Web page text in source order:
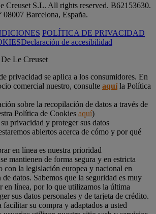
Creuset S.L. All rights reserved. B62153630.
08007 Barcelona, España.
POLÍTICA DE PRIVACIDAD
Declaración de accesibilidad
Le Creuset
privacidad se aplica a los consumidores. En
comercial nuestro, consulte aquíla Política
sobre la recopilación de datos a través de
Política de Cookies aquí)
privacidad y proteger sus datos
abiertos acerca de cómo y por qué
en línea es nuestra prioridad
mantienen de forma segura y en estricta
con la legislación europea y nacional en
datos. Sabemos que la seguridad es muy
en línea, por lo que utilizamos la última
sus datos personales y de tarjeta de crédito.
su compra y adaptados a usted